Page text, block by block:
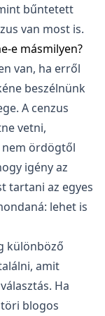
bűntetett
van most is.
e másmilyen?
van, ha erről
beszélnünk
A cenzus
vetni,
ördögtől
igény az
tartani az egyes
lehet is
különböző
amit
Ha
blogos